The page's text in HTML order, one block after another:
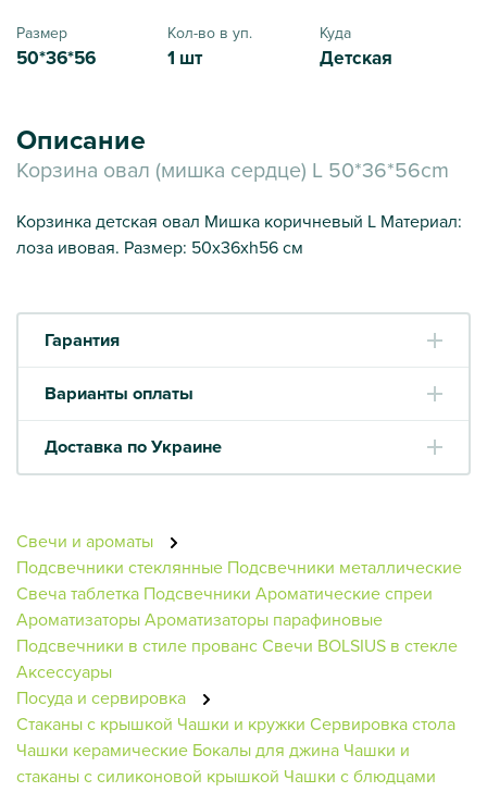
Размер
50*36*56
Кол-во в уп.
1 шт
Куда
Детская
Описание
Корзина овал (мишка сердце) L 50*36*56cm
Корзинка детская овал Мишка коричневый L Материал:
лоза ивовая. Размер: 50х36хh56 см
Гарантия
Варианты оплаты
Доставка по Украине
Свечи и ароматы
Подсвечники стеклянные Подсвечники металлические
Свеча таблетка Подсвечники Ароматические спреи
АроматизаторыАроматизаторы парафиновые
Подсвечники в стиле провансСвечи BOLSIUS в стекле
Аксессуары
Посуда и сервировка
Стаканы с крышкой Чашки и кружки Сервировка стола
Чашки керамические Бокалы для джина Чашки и
стаканы с силиконовой крышкой Чашки с блюдцами